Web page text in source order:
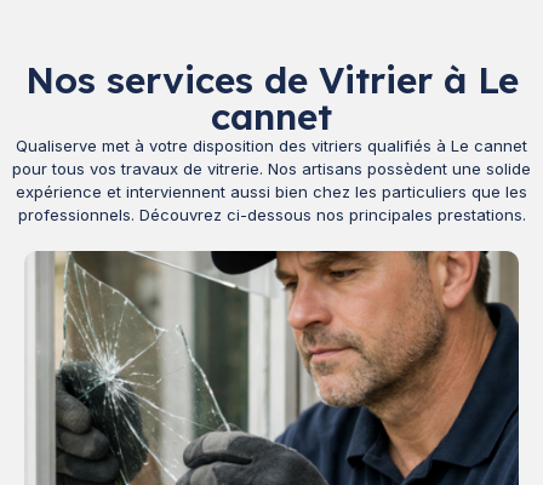
Nos services de Vitrier à Le
cannet
Qualiserve met à votre disposition des vitriers qualifiés à Le cannet
pour tous vos travaux de vitrerie. Nos artisans possèdent une solide
expérience et interviennent aussi bien chez les particuliers que les
professionnels. Découvrez ci-dessous nos principales prestations.